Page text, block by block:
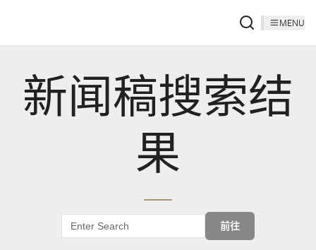
MENU
新闻稿搜索结
果
前往